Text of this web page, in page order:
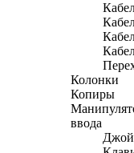
Колонки
Копиры
ввода